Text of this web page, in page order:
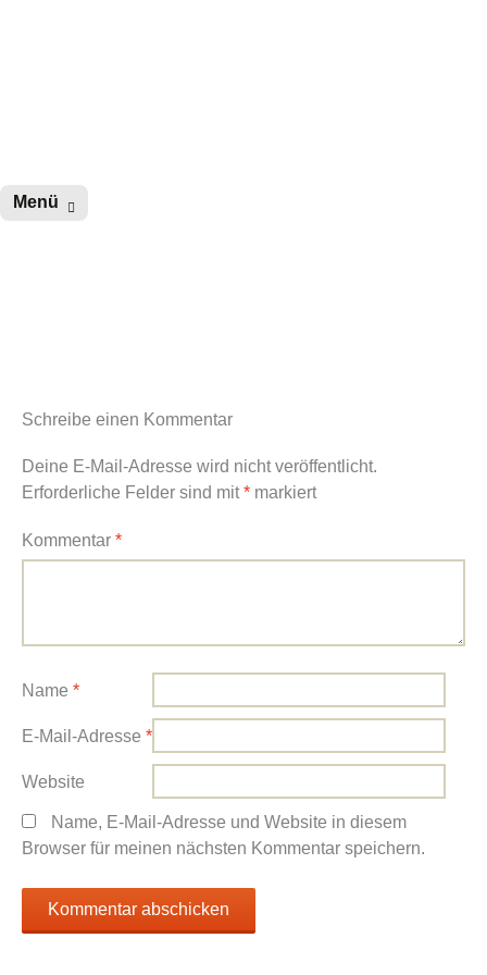
Menü
Schreibe einen Kommentar
Deine E-Mail-Adresse wird nicht veröffentlicht.
Erforderliche Felder sind mit* markiert
Kommentar *
Name *
E-Mail-Adresse *
Website
Name, E-Mail-Adresse und Website in diesem
Browser für meinen nächsten Kommentar speichern.